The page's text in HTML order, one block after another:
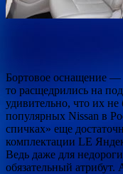
Бортовое оснащение —
то расщедрились на
удивительно, что их
популярных Nissan в
спичках» еще
комплектации LE
Ведь даже для
обязательный